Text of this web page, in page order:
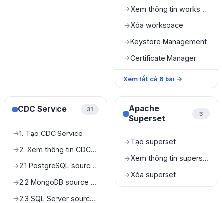
→ Xem thông tin workspace
→Xóa workspace
→Keystore Management
→Certificate Manager
Xem tất cả 6 bài →
CDC Service 31
→1. Tạo CDC Service
→ 2. Xem thông tin CDC Service
→ 2.1 PostgreSQL source connector
→ 2.2 MongoDB source connector
→ 2.3 SQL Server source connector
Apache
Superset
3
→Tạo superset
→ Xem thông tin superset
→Xóa superset